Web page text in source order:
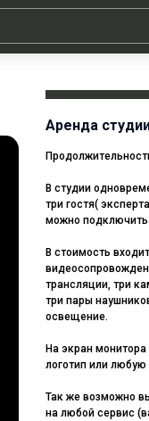
Аренда
В студии
три гостя(
можно подключить
В стоимость
трансляции, три
три пары
освещение.
На экран
логотип или любую
Так же возможно
на любой сервис